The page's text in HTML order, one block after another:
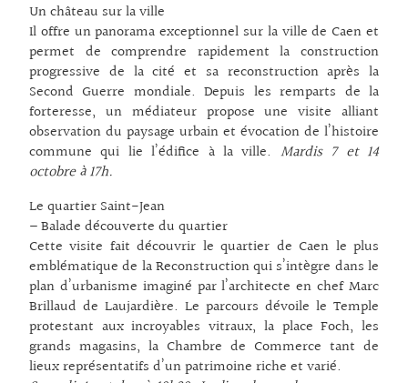
Un château sur la ville
Il offre un panorama exceptionnel sur la ville de Caen et
permet de comprendre rapidement la construction
progressive de la cité et sa reconstruction après la
Second Guerre mondiale. Depuis les remparts de la
forteresse, un médiateur propose une visite alliant
observation du paysage urbain et évocation de l’histoire
commune qui lie l’édifice à la ville. Mardis 7 et 14
octobre à 17h.
Le quartier Saint-Jean
– Balade découverte du quartier
Cette visite fait découvrir le quartier de Caen le plus
emblématique de la Reconstruction qui s’intègre dans le
plan d’urbanisme imaginé par l’architecte en chef Marc
Brillaud de Laujardière. Le parcours dévoile le Temple
protestant aux incroyables vitraux, la place Foch, les
grands magasins, la Chambre de Commerce tant de
lieux représentatifs d’un patrimoine riche et varié.